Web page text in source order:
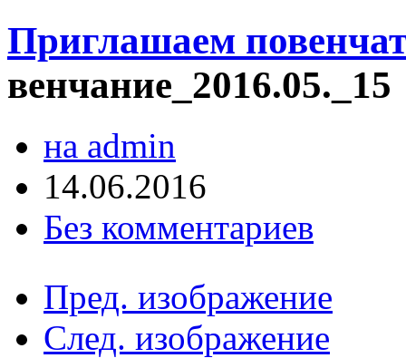
Приглашаем
венчание_2016.05._15
на admin
14.06.2016
Без комментариев
Пред. изображение
След. изображение